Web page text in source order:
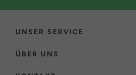
UNSER SERVICE
ÜBER UNS